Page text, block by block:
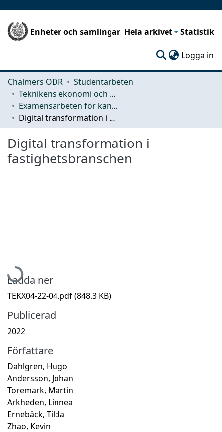
Enheter och samlingar Hela arkivet Statistik
Logga in
Chalmers ODR
Studentarbeten
Teknikens ekonomi och organisation
Examensarbeten för kandidatexamen
Digital transformation i fastighetsbranschen
Digital transformation i
fastighetsbranschen
Hämtar...
Ladda ner
TEKX04-22-04.pdf(848.3 KB)
Publicerad
2022
Författare
Dahlgren, Hugo
Andersson, Johan
Toremark, Martin
Arkheden, Linnea
Ernebäck, Tilda
Zhao, Kevin